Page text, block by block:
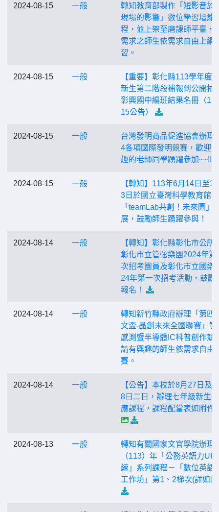
2024-08-15 一般
轉知教育部製作「短影音於
現場的影響」數位學習增能
程，並上架至磨課師平臺，
需求之師生依需求自由上網
習。
2024-08-15 一般
【重要】彰化縣113學年度
新生第二階段補報到公開抽
彰興國中編班結果名冊（
15公告）
2024-08-15 一般
台灣發明商品促進協會辦理
4各項國際發明競賽，歡迎
趣的老師同學踴躍參加~~!!!
2024-08-15 一般
【轉知】113年6月14日至
3日於國立臺灣科學教育館
「teamLab共創！未來園」
展，鼓勵師生踴躍參與！
2024-08-14 一般
【轉知】彰化縣彰化市公所
彰化市立管弦樂團2024年第
次招考團員及彰化市立國樂
24年第一次招考活動，鼓勵
報名！
2024-08-14 一般
轉知新竹縣政府辦理「第四
文盃-晶創未來全國聯賽」智
感測暨半導體IC科普創作競
請有興趣的師生依需求自由
賽。
2024-08-14 一般
【公告】本校於8月27日及8
8日二日，辦理七年級新生
應課程，課程配當表如附件
2024-08-13 一般
轉知有關國家文官學院辦理
（113）年「公務英語力UP
練」系列課程－「數位英語
工作坊」第1、2梯次(詳如